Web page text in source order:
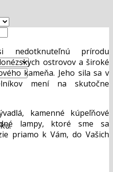
nedotknuteľnú prírodu
ostrovov a široké
kameňa. Jeho sila sa v
mení na skutočne
kamenné kúpeľňové
lampy, ktoré sme sa
priamo k Vám, do Vašich